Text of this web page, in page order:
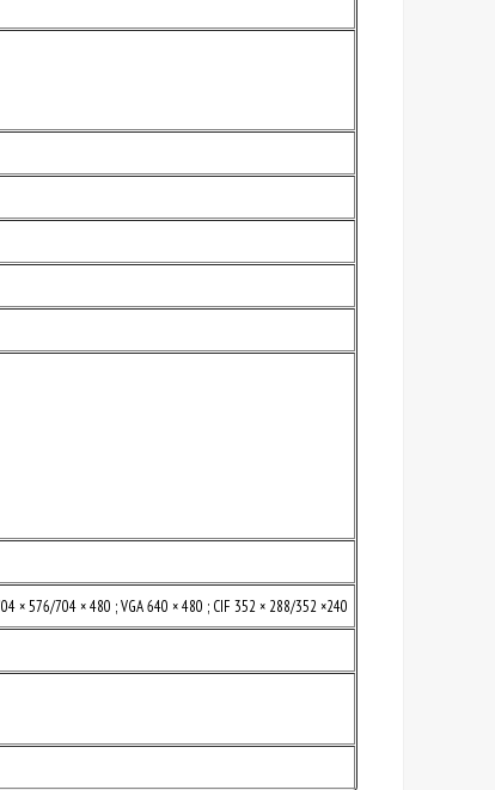
× 576/704 × 480 ; VGA 640 × 480 ; CIF 352 × 288/352 ×240